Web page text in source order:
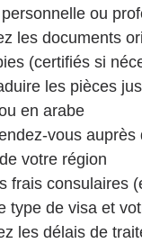
ou
les documents
(certifiés si
les pièces
en arabe
vous auprès
votre région
frais consulaires
type de visa et
les délais de